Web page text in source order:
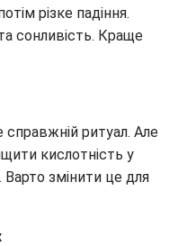
різке падіння.
сонливість. Краще
справжній ритуал. Але
кислотність у
Варто змінити це для